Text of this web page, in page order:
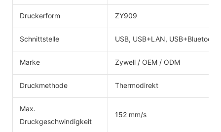
Druckerform ZY909
Schnittstelle USB, USB+LAN,
Marke Zywell / OEM / ODM
Druckmethode Thermodirekt
Max.
Druckgeschwindigkeit
152 mm/s